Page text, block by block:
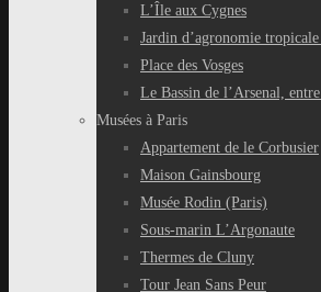
L’Île aux Cygnes
Jardin d’agronomie
Place des Vosges
Le Bassin de l’Arsenal,
Musées à Paris
Appartement de le Corbusier
Maison Gainsbourg
Musée Rodin (Paris)
Sous-marin L’Argonaute
Thermes de Cluny
Tour Jean Sans Peur